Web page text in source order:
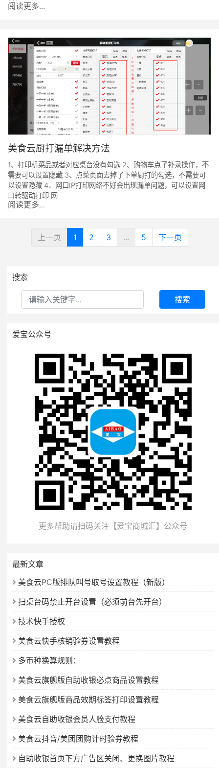
阅读更多...
美食云厨打漏单解决方法
1、打印机菜品或者对应桌台没有勾选 2、购物车点了补录操作，不
需要可以设置隐藏 3、点菜页面去掉了下单厨打的勾选，不需要可
以设置隐藏 4、网口IP打印网络不好会出现漏单问题，可以设置网
口转驱动打印 网
阅读更多...
上一页 1 2 3 ... 5 下一页
搜索
搜索
爱宝公众号
更多帮助请扫码关注【爱宝商城汇】公众号
最新文章
美食云PC版排队叫号取号设置教程（新版）
扫桌台码禁止开台设置（必须前台先开台）
技术快手授权
美食云快手核销验券设置教程
多币种换算规则：
美食云旗舰版自助收银必点商品设置教程
美食云旗舰版商品效期标签打印设置教程
美食云自助收银会员人脸支付教程
美食云抖音/美团团购计时验券教程
自助收银首页下方广告区关闭、更换图片教程